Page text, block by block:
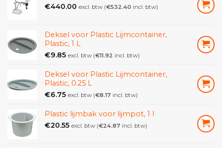
€440.00 excl. btw (€532.40 incl. btw)
Deksel voor Plastic Lijmcontainer,
Plastic, 1 L
€9.85 excl. btw (€11.92 incl. btw)
Deksel voor Plastic Lijmcontainer,
Plastic, 0.25 L
€6.75 excl. btw (€8.17 incl. btw)
Plastic lijmbak voor lijmpot, 1 l
€20.55 excl. btw (€24.87 incl. btw)